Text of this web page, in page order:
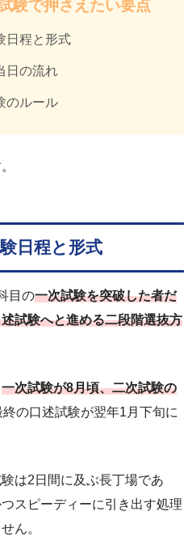
験で押さえたい要点
日程と形式
日の流れ
のルール
日程と形式
目の一次試験を突破した者だ
試験へと進める二段階選抜方
一次試験が8月頃、二次試験の
終の口述試験が翌年1月下旬に
は2日間に及ぶ長丁場であ
スピーディーに引き出す処理
ん。